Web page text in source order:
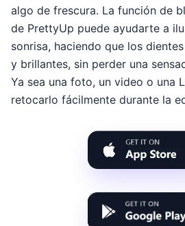
algo de frescura. La función de
de PrettyUp puede ayudarte a
sonrisa, haciendo que los
y brillantes, sin perder una
Ya sea una foto, un video o una
retocarlo fácilmente durante la